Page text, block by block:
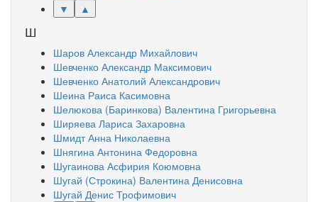
▼
▲
Ш
Шаров Александр Михайлович
Шевченко Александр Максимович
Шевченко Анатолий Александрович
Шеина Раиса Касимовна
Шелюкова (Баринкова) Валентина Григорьевна
Ширяева Лариса Захаровна
Шмидт Анна Николаевна
Шнягина Антонина Федоровна
Шугаинова Асфирия Коюмовна
Шугай (Строкина) Валентина Денисовна
Шугай Денис Трофимович